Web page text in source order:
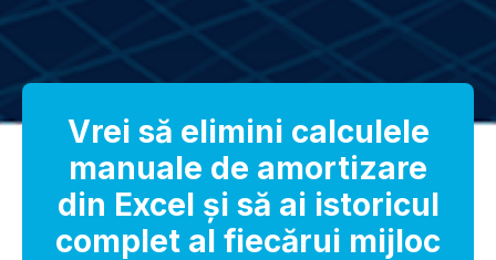
Vrei să elimini calculele
manuale de amortizare
din Excel și să ai istoricul
complet al fiecărui mijloc